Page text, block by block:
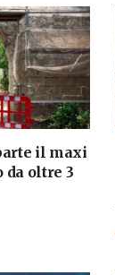
il maxi
da oltre 3